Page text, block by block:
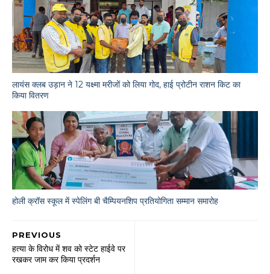
लायंस क्लब उड़ान ने 12 यक्ष्मा मरीजों को लिया गोद, हाई प्रोटीन राशन किट का
किया वितरण
होली क्रॉस स्कूल में स्पेलिंग बी चैम्पियनशिप प्रतियोगिता सम्मान समारोह
PREVIOUS
हत्या के विरोध में शव को स्टेट हाईवे पर
रखकर जाम कर किया प्रदर्शन